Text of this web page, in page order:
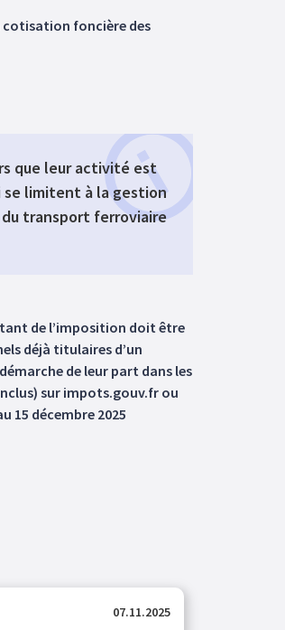
cotisation foncière des
que leur activité est
limitent à la gestion
du transport ferroviaire
de l’imposition doit être
déjà titulaires d’un
de leur part dans les
sur impots.gouv.fr ou
15 décembre 2025
07.11.2025